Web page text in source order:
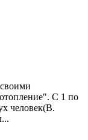
С 1 по
человек(В.